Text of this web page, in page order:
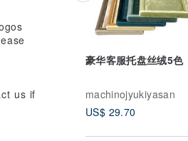
豪华客服托盘丝绒5色
machinojyukiyasan
US$ 29.70
us if